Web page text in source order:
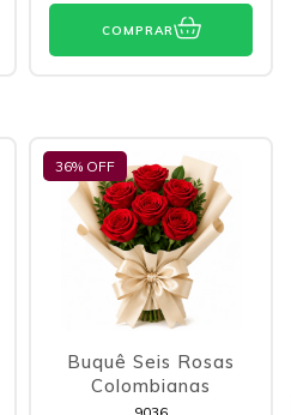
COMPRAR
36% OFF
Buquê Seis Rosas
Colombianas